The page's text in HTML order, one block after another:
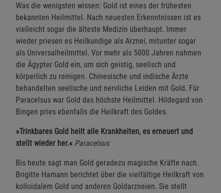
Was die wenigsten wissen: Gold ist eines der frühesten
bekannten Heilmittel. Nach neuesten Erkenntnissen ist es
vielleicht sogar die älteste Medizin überhaupt. Immer
wieder priesen es Heilkundige als Arznei, mitunter sogar
als Universalheilmittel. Vor mehr als 5000 Jahren nahmen
die Ägypter Gold ein, um sich geistig, seelisch und
körperlich zu reinigen. Chinesische und indische Ärzte
behandelten seelische und nervliche Leiden mit Gold. Für
Paracelsus war Gold das höchste Heilmittel. Hildegard von
Bingen pries ebenfalls die Heilkraft des Goldes.
»Trinkbares Gold heilt alle Krankheiten, es erneuert und
stellt wieder her.« Paracelsus
Bis heute sagt man Gold geradezu magische Kräfte nach.
Brigitte Hamann berichtet über die vielfältige Heilkraft von
kolloidalem Gold und anderen Goldarzneien. Sie stellt